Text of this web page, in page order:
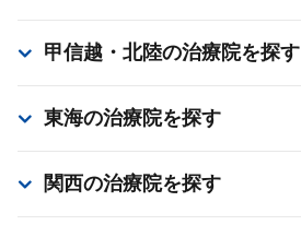
甲信越・北陸の治療院を探す
東海の治療院を探す
関西の治療院を探す